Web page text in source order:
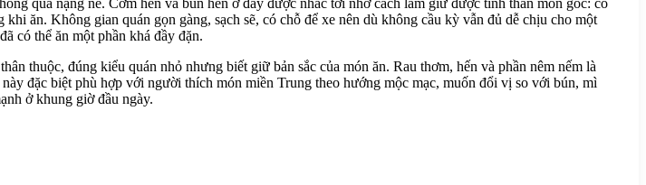
ăn. Không gian quán gọn gàng, sạch sẽ, có chỗ để xe nên dù không cầu kỳ vẫn đủ dễ chịu cho một
có thể ăn một phần khá đầy đặn.
thuộc, đúng kiểu quán nhỏ nhưng biết giữ bản sắc của món ăn. Rau thơm, hến và phần nêm nếm là
này đặc biệt phù hợp với người thích món miền Trung theo hướng mộc mạc, muốn đổi vị so với bún, mì
ở khung giờ đầu ngày.